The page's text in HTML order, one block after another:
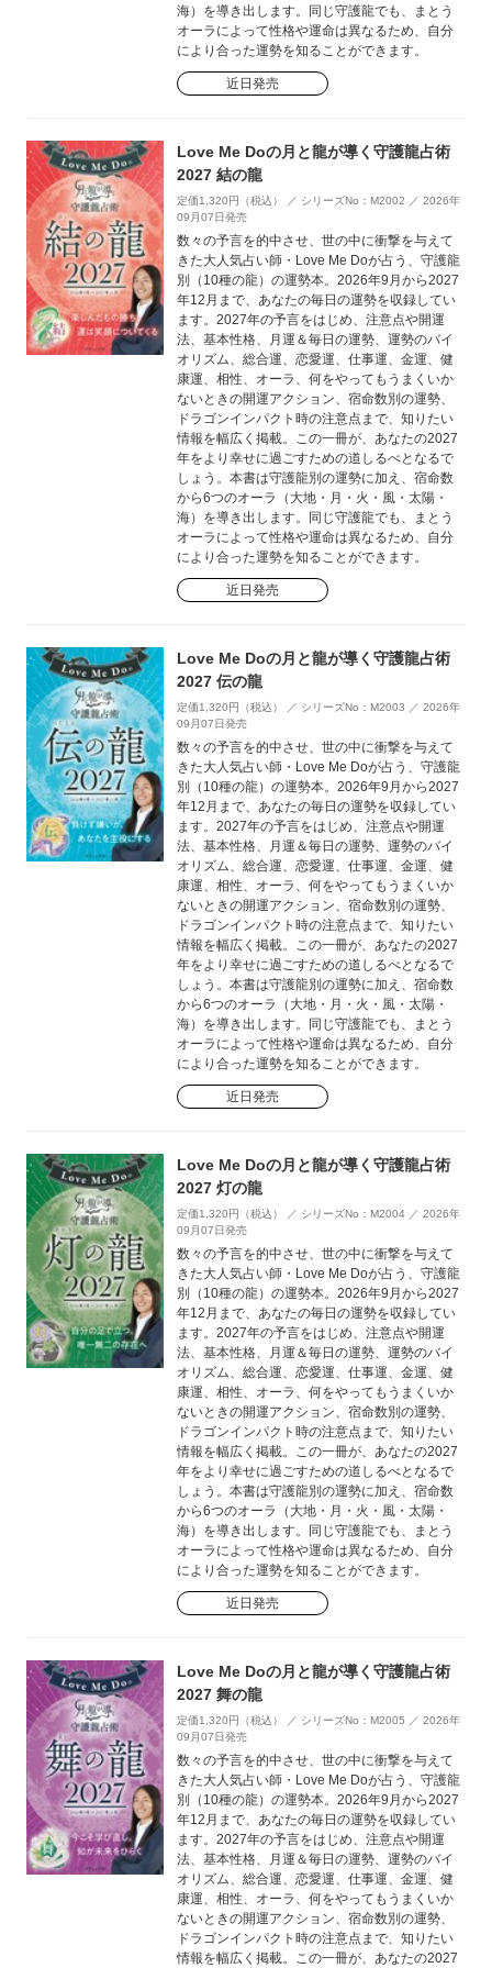
海）を導き出します。同じ守護龍でも、まとう
オーラによって性格や運命は異なるため、自分
により合った運勢を知ることができます。
近日発売
Love Me Doの月と龍が導く守護龍占術
2027 結の龍
定価1,320円（税込） ／ シリーズNo：M2002 ／ 2026年
09月07日発売
数々の予言を的中させ、世の中に衝撃を与えて
きた大人気占い師・Love Me Doが占う、守護龍
別（10種の龍）の運勢本。2026年9月から2027
年12月まで、あなたの毎日の運勢を収録してい
ます。2027年の予言をはじめ、注意点や開運
法、基本性格、月運＆毎日の運勢、運勢のバイ
オリズム、総合運、恋愛運、仕事運、金運、健
康運、相性、オーラ、何をやってもうまくいか
ないときの開運アクション、宿命数別の運勢、
ドラゴンインパクト時の注意点まで、知りたい
情報を幅広く掲載。この一冊が、あなたの2027
年をより幸せに過ごすための道しるべとなるで
しょう。本書は守護龍別の運勢に加え、宿命数
から6つのオーラ（大地・月・火・風・太陽・
海）を導き出します。同じ守護龍でも、まとう
オーラによって性格や運命は異なるため、自分
により合った運勢を知ることができます。
近日発売
Love Me Doの月と龍が導く守護龍占術
2027 伝の龍
定価1,320円（税込） ／ シリーズNo：M2003 ／ 2026年
09月07日発売
数々の予言を的中させ、世の中に衝撃を与えて
きた大人気占い師・Love Me Doが占う、守護龍
別（10種の龍）の運勢本。2026年9月から2027
年12月まで、あなたの毎日の運勢を収録してい
ます。2027年の予言をはじめ、注意点や開運
法、基本性格、月運＆毎日の運勢、運勢のバイ
オリズム、総合運、恋愛運、仕事運、金運、健
康運、相性、オーラ、何をやってもうまくいか
ないときの開運アクション、宿命数別の運勢、
ドラゴンインパクト時の注意点まで、知りたい
情報を幅広く掲載。この一冊が、あなたの2027
年をより幸せに過ごすための道しるべとなるで
しょう。本書は守護龍別の運勢に加え、宿命数
から6つのオーラ（大地・月・火・風・太陽・
海）を導き出します。同じ守護龍でも、まとう
オーラによって性格や運命は異なるため、自分
により合った運勢を知ることができます。
近日発売
Love Me Doの月と龍が導く守護龍占術
2027 灯の龍
定価1,320円（税込） ／ シリーズNo：M2004 ／ 2026年
09月07日発売
数々の予言を的中させ、世の中に衝撃を与えて
きた大人気占い師・Love Me Doが占う、守護龍
別（10種の龍）の運勢本。2026年9月から2027
年12月まで、あなたの毎日の運勢を収録してい
ます。2027年の予言をはじめ、注意点や開運
法、基本性格、月運＆毎日の運勢、運勢のバイ
オリズム、総合運、恋愛運、仕事運、金運、健
康運、相性、オーラ、何をやってもうまくいか
ないときの開運アクション、宿命数別の運勢、
ドラゴンインパクト時の注意点まで、知りたい
情報を幅広く掲載。この一冊が、あなたの2027
年をより幸せに過ごすための道しるべとなるで
しょう。本書は守護龍別の運勢に加え、宿命数
から6つのオーラ（大地・月・火・風・太陽・
海）を導き出します。同じ守護龍でも、まとう
オーラによって性格や運命は異なるため、自分
により合った運勢を知ることができます。
近日発売
Love Me Doの月と龍が導く守護龍占術
2027 舞の龍
定価1,320円（税込） ／ シリーズNo：M2005 ／ 2026年
09月07日発売
数々の予言を的中させ、世の中に衝撃を与えて
きた大人気占い師・Love Me Doが占う、守護龍
別（10種の龍）の運勢本。2026年9月から2027
年12月まで、あなたの毎日の運勢を収録してい
ます。2027年の予言をはじめ、注意点や開運
法、基本性格、月運＆毎日の運勢、運勢のバイ
オリズム、総合運、恋愛運、仕事運、金運、健
康運、相性、オーラ、何をやってもうまくいか
ないときの開運アクション、宿命数別の運勢、
ドラゴンインパクト時の注意点まで、知りたい
情報を幅広く掲載。この一冊が、あなたの2027